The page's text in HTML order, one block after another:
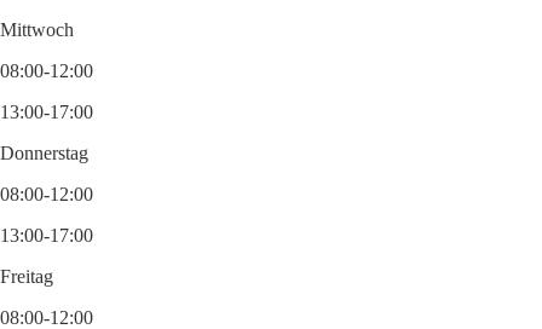
Mittwoch
08:00-12:00
13:00-17:00
Donnerstag
08:00-12:00
13:00-17:00
Freitag
08:00-12:00